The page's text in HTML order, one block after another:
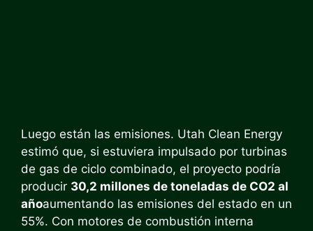
Luego están las emisiones. Utah Clean Energy
estimó que, si estuviera impulsado por turbinas
de gas de ciclo combinado, el proyecto podría
producir 30,2 millones de toneladas de CO2 al
añoaumentando las emisiones del estado en un
55%. Con motores de combustión interna